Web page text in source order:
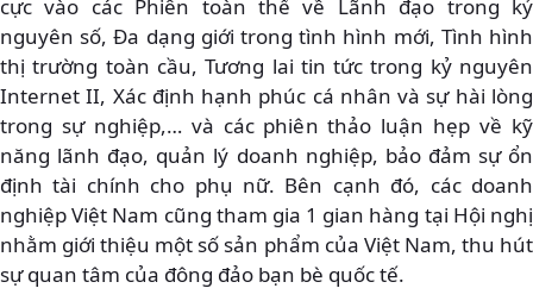
cực vào các Phiên toàn thể về Lãnh đạo trong kỷ
nguyên số, Đa dạng giới trong tình hình mới, Tình hình
thị trường toàn cầu, Tương lai tin tức trong kỷ nguyên
Internet II, Xác định hạnh phúc cá nhân và sự hài lòng
trong sự nghiệp,… và các phiên thảo luận hẹp về kỹ
năng lãnh đạo, quản lý doanh nghiệp, bảo đảm sự ổn
định tài chính cho phụ nữ. Bên cạnh đó, các doanh
nghiệp Việt Nam cũng tham gia 1 gian hàng tại Hội nghị
nhằm giới thiệu một số sản phẩm của Việt Nam, thu hút
sự quan tâm của đông đảo bạn bè quốc tế.